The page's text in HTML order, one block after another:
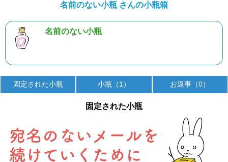
名前のない小瓶 さんの小瓶箱
名前のない小瓶
固定された小瓶 小瓶（1） お返事（0）
固定された小瓶